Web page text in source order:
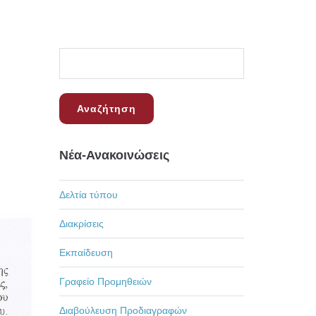
Νέα-Ανακοινώσεις
Δελτία τύπου
Διακρίσεις
Εκπαίδευση
Γραφείο Προμηθειών
Διαβούλευση Προδιαγραφών